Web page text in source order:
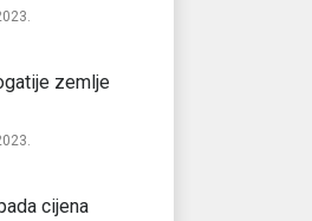
zemlje
cijena